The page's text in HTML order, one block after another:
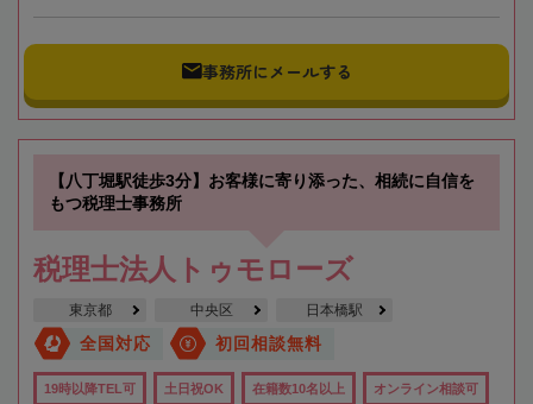
事務所にメールする
【八丁堀駅徒歩3分】お客様に寄り添った、相続に自信を
もつ税理士事務所
税理士法人トゥモローズ
東京都 中央区 日本橋駅
全国対応 初回相談無料
19時以降TEL可 土日祝OK 在籍数10名以上 オンライン相談可